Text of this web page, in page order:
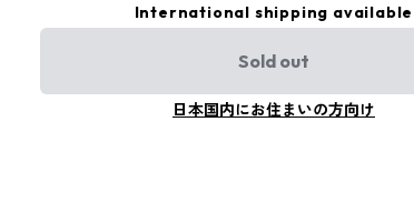
International shipping available
Sold out
日本国内にお住まいの方向け